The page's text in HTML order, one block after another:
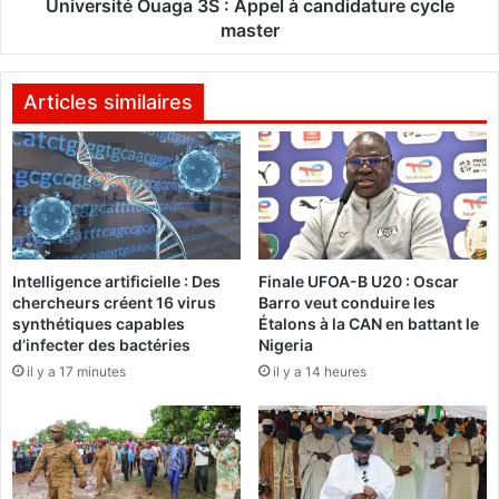
i
c
o
n
j
u
g
u
é
e
a
u
t
u
r
u
a
a
3
S
:
A
p
p
e
l
à
c
a
i
d
a
Université Ouaga 3S : Appel à candidature cycle
master
Articles similaires
Intelligence artificielle : Des
chercheurs créent 16 virus
synthétiques capables
d’infecter des bactéries
il y a 17 minutes
Finale UFOA-B U20 : Oscar
Barro veut conduire les
Étalons à la CAN en battant le
Nigeria
il y a 14 heures